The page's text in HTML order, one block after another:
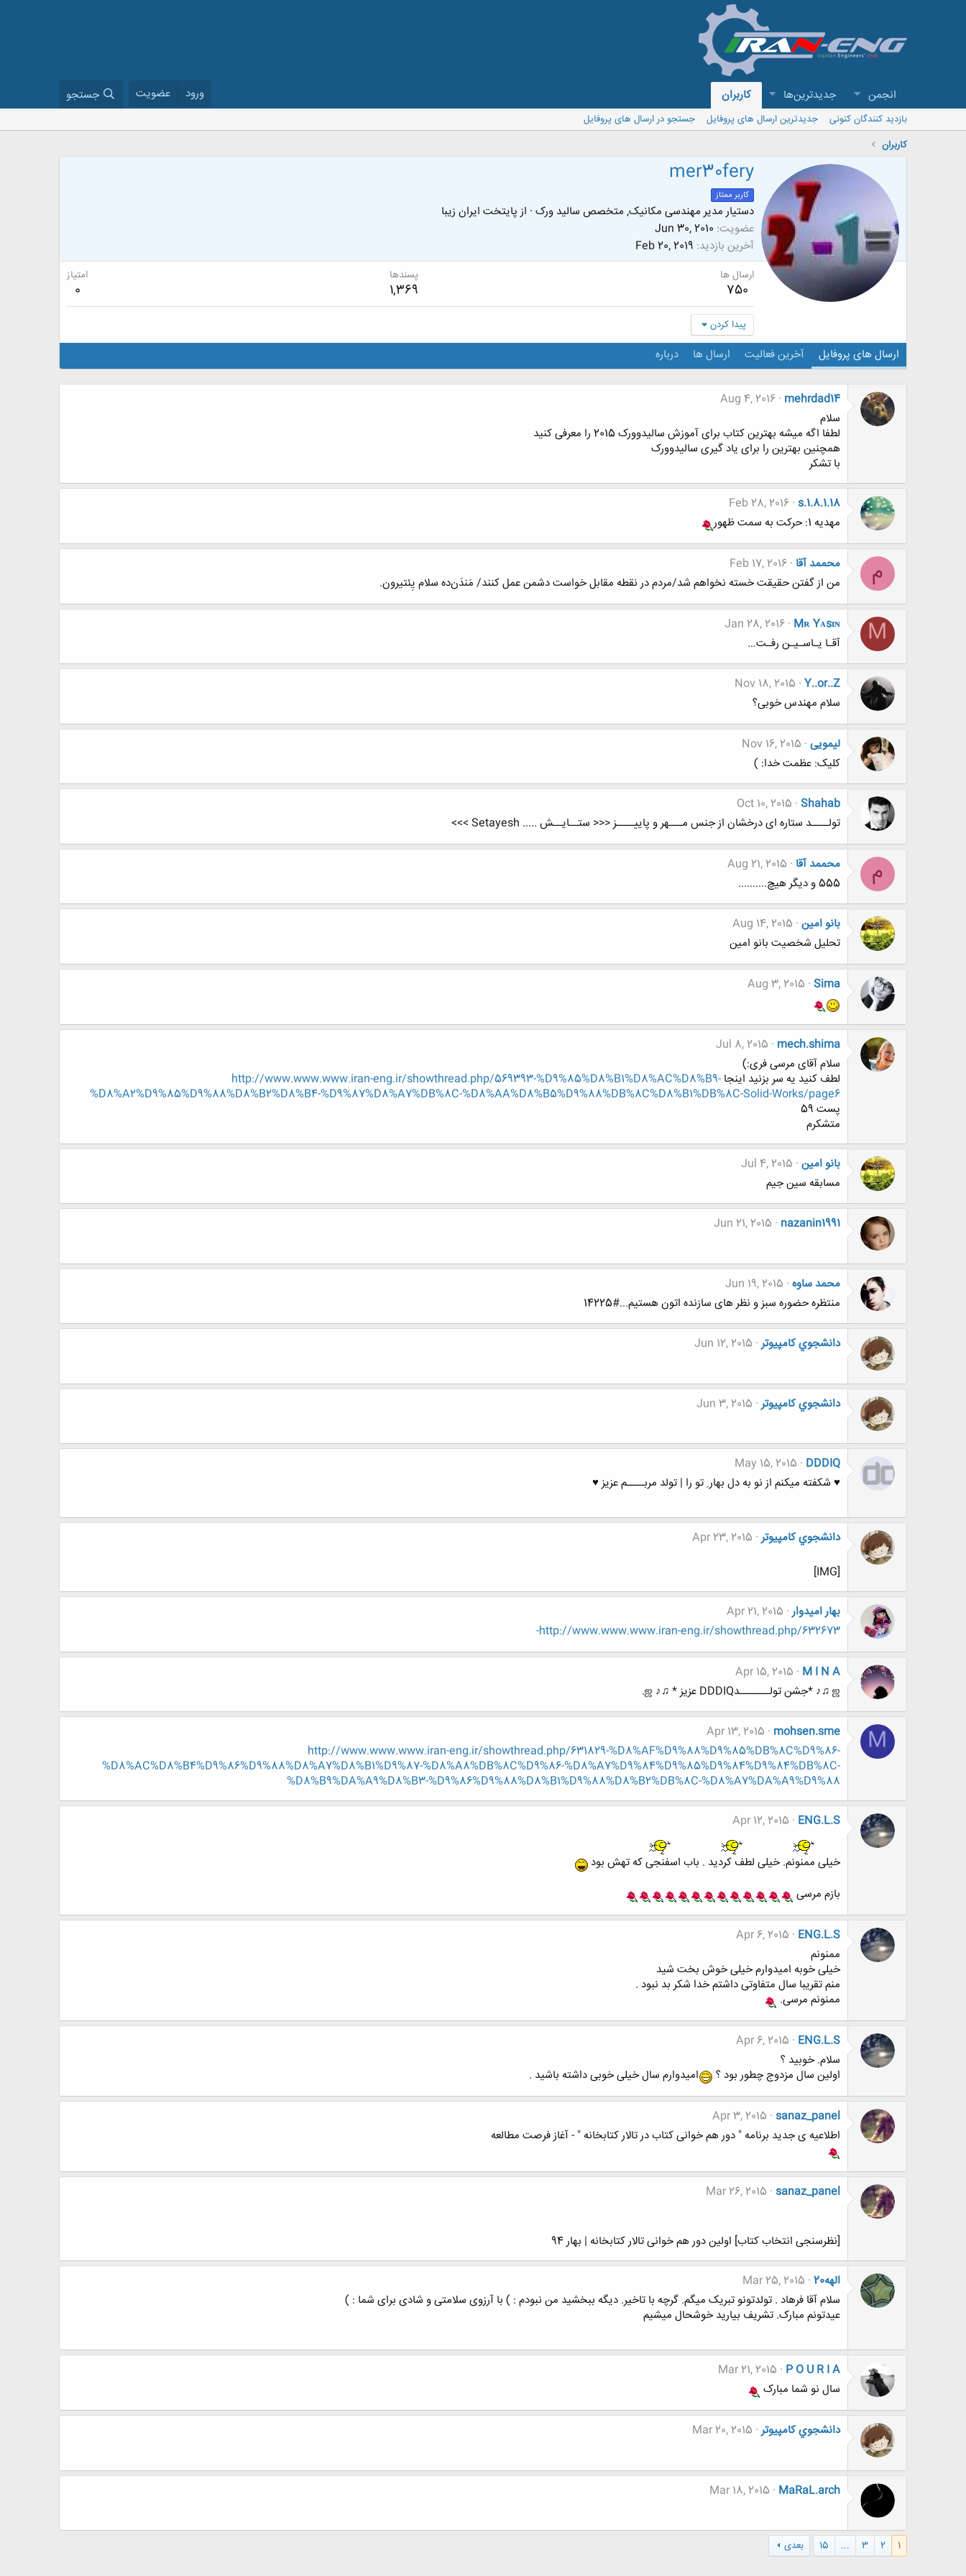
انجمن جدیدترین‌ها کاربران ورود عضویت جستجو
بازدید کنندگان کنونی جدیدترین ارسال های پروفایل
جستجو در ارسال های پروفایل
کاربران
mer30fery
کاربر ممتاز
دستیار مدیر مهندسی مکانیک, متخصص سالید ورک · از پایتخت ایران زیبا
عضویت Jun 30, 2010
آخرین بازدید Feb 20, 2019
ارسال ها
750
پسندها
1,369
امتیاز
0
پیدا کردن
ارسال های پروفایل آخرین فعالیت ارسال ها درباره
mehrdad14
Aug 4, 2016
سلام
لطفا اگه میشه بهترین کتاب برای آموزش سالیدوورک 2015 را معرفی کنید
همچنین بهترین را برای یاد گیری سالیدوورک
با تشکر
s.1.8.1.18
Feb 28, 2016
مهدیه 1: حرکت به سمت ظهور
م محممد آقا Feb 17, 2016
من از گفتن حقیقت خسته نخواهم شد/مردم در نقطه مقابل خواست دشمن عمل کنند/ مَندَن‌ده سلام یِئتیرون.
M
Mʀ Yᴀsɪɴ
Jan 28, 2016
آقـا یـاسـیـن رفـت...
Y..or..Z
Nov 18, 2015
سلام مهندس خوبی؟
لیمویی Nov 16, 2015
کلیک: عظمت خدا: )
Shahab
Oct 10, 2015
تولــــد ستاره ای درخشان از جنس مـــهر و پاییــــز <<< ستــایــش ..... Setayesh >>>
م محممد آقا Aug 21, 2015
555 و دیگر هیچ..........
بانو امین Aug 14, 2015
تحلیل شخصیت بانو امین
Sima
Aug 3, 2015
mech.shima
Jul 8, 2015
سلام آقای مرسی فری:)
لطف کنید یه سر بزنید اینجا http://www.www.www.iran-eng.ir/showthread.php/569393-%D9%85%D8%B1%D8%AC%D8%B9-
%D8%A2%D9%85%D9%88%D8%B2%D8%B4-%D9%87%D8%A7%DB%8C-%D8%AA%D8%B5%D9%88%DB%8C%D8%B1%DB%8C-Solid-Works/page6
پست 59
متشکرم
بانو امین Jul 4, 2015
مسابقه سین جیم
nazanin1991
Jun 21, 2015
محمد ساوه Jun 19, 2015
منتظره حضوره سبز و نظر های سازنده اتون هستیم...#14225
دانشجوي كامپيوتر Jun 12, 2015
دانشجوي كامپيوتر Jun 3, 2015
DDDIQ
May 15, 2015
♥ شکفته میکنم از نو به دل بهار ِ تو را | تولد مربــــم عزیز ♥
دانشجوي كامپيوتر Apr 23, 2015
[IMG]
بهار امیدوار Apr 21, 2015
http://www.www.www.iran-eng.ir/showthread.php/632673-
M I N A
Apr 15, 2015
ஜ ♫♪ *جشن تولـــــــدDDDIQ عزیز * ♫♪ ஜ.
M
mohsen.sme
Apr 13, 2015
http://www.www.www.iran-eng.ir/showthread.php/631829-%D8%AF%D9%88%D9%85%DB%8C%D9%86-
%D8%AC%D8%B4%D9%86%D9%88%D8%A7%D8%B1%D9%87-%D8%A8%DB%8C%D9%86-%D8%A7%D9%84%D9%85%D9%84%D9%84%DB%8C-
%D8%B9%DA%A9%D8%B3-%D9%86%D9%88%D8%B1%D9%88%D8%B2%DB%8C-%D8%A7%DA%A9%D9%88
ENG.L.S
Apr 12, 2015
خیلی ممنونم. خیلی لطف کردید . باب اسفنجی که تهش بود
بازم مرسی
ENG.L.S
Apr 6, 2015
ممنونم
خیلی خوبه امیدوارم خیلی خوش بخت شید
منم تقریبا سال متفاوتی داشتم خدا شکر بد نبود .
ممنونم مرسی.
ENG.L.S
Apr 6, 2015
سلام. خوبید ؟
اولین سال مزدوج چطور بود ؟
امیدوارم سال خیلی خوبی داشته باشید .
sanaz_panel
Apr 3, 2015
اطلاعیه ی جدید برنامه " دور هم خوانی کتاب در تالار کتابخانه " - آغاز فرصت مطالعه
sanaz_panel
Mar 26, 2015
[نظرسنجی انتخاب کتاب] اولین دور هم خوانی تالار کتابخانه | بهار 94
الهه20
Mar 25, 2015
سلام آقا فرهاد . تولدتونو تبریک میگم. گرچه با تاخیر. دیگه ببخشید من نبودم : ) با آرزوی سلامتی و شادی برای شما : )
عیدتونم مبارک. تشریف بیارید خوشحال میشیم
P O U R I A
Mar 21, 2015
سال نو شما مبارک
دانشجوي كامپيوتر Mar 20, 2015
MaRaL.arch
Mar 18, 2015
1
2
3
...
15 بعدی